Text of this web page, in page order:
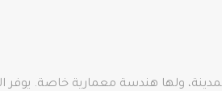
ولها هندسة معمارية خاصة. يوفر